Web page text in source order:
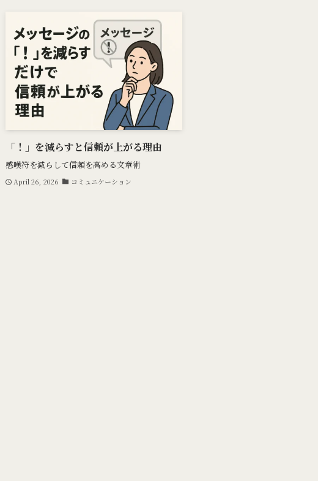
「！」を減らすと信頼が上がる理由
感嘆符を減らして信頼を高める文章術
April 26, 2026 コミュニケーション